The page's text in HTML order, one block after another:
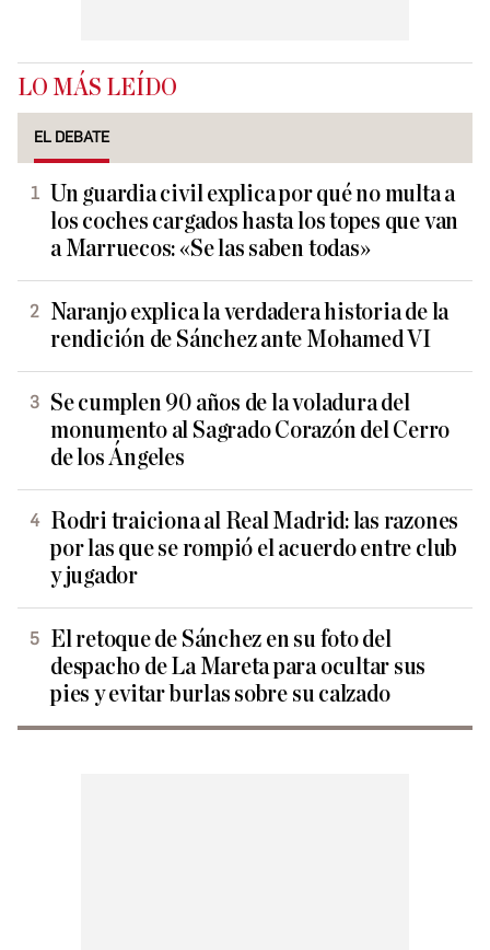
LO MÁS LEÍDO
EL DEBATE
Un guardia civil explica por qué no multa a
los coches cargados hasta los topes que van
a Marruecos: «Se las saben todas»
Naranjo explica la verdadera historia de la
rendición de Sánchez ante Mohamed VI
Se cumplen 90 años de la voladura del
monumento al Sagrado Corazón del Cerro
de los Ángeles
Rodri traiciona al Real Madrid: las razones
por las que se rompió el acuerdo entre club
y jugador
El retoque de Sánchez en su foto del
despacho de La Mareta para ocultar sus
pies y evitar burlas sobre su calzado